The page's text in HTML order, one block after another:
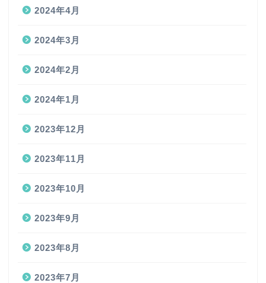
2024年4月
2024年3月
2024年2月
2024年1月
2023年12月
2023年11月
2023年10月
2023年9月
2023年8月
2023年7月